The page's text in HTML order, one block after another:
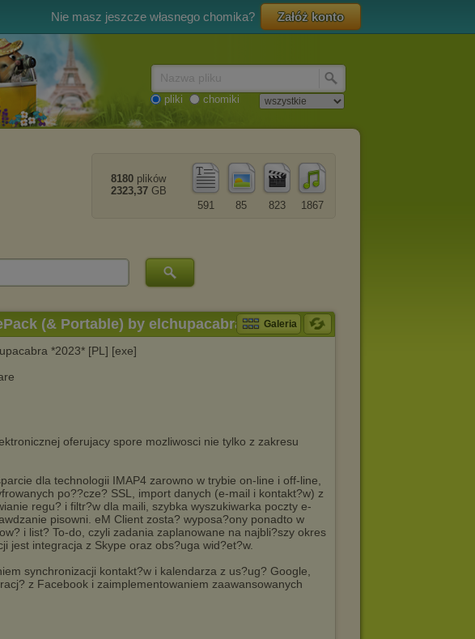
Nie masz jeszcze własnego chomika? Załóż konto
pliki chomiki
1867
823
85
591
8180 plików
2323,37 GB
(& Portable) by elchupacabra Galeria
*2023* [PL] [exe]
oferujacy spore mozliwosci nie tylko z zakresu
dla technologii IMAP4 zarowno w trybie on-line i off-line,
po??cze? SSL, import danych (e-mail i kontakt?w) z
regu? i filtr?w dla maili, szybka wyszukiwarka poczty e-
pisowni. eM Client zosta? wyposa?ony ponadto w
i list? To-do, czyli zadania zaplanowane na najbli?szy okres
jest integracja z Skype oraz obs?uga wid?et?w.
synchronizacji kontakt?w i kalendarza z us?ug? Google,
z Facebook i zaimplementowaniem zaawansowanych